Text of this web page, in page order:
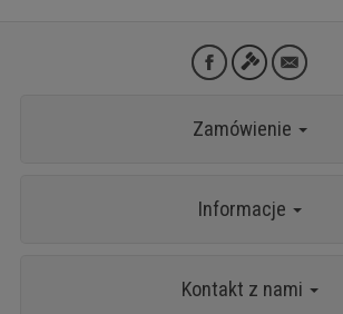
Zamówienie
Informacje
Kontakt z nami